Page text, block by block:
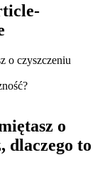
o czyszczeniu
o
dlaczego to